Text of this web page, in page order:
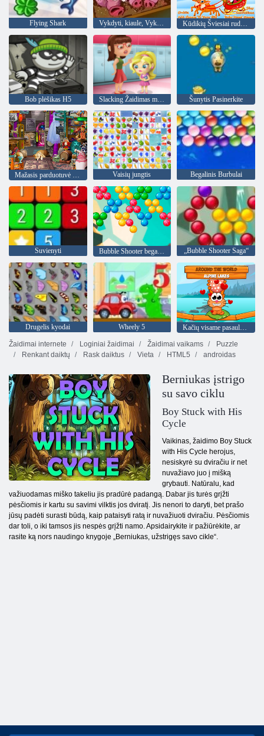
Flying Shark Vykdyti, kiaule, Vykdyti Kūdikių Šviesiai ruda Kalėdų siurprizas
Bob plėšikas H5 Slacking Žaidimas mokykla Šunytis Pasinerkite
Mažasis parduotuvė lobiai Vaisių jungtis Begalinis Burbulai
Suvienyti Bubble Shooter begalinis „Bubble Shooter Saga“
Drugelis kyodai Wheely 5
Kačių visame pasaulyje - Alpių ežerų
Žaidimai internete
Loginiai žaidimai Žaidimai vaikams
Puzzle
Renkant daiktų
Rask daiktus Vieta HTML5 androidas
Berniukas įstrigo
su savo ciklu
Boy Stuck with His
Cycle
Vaikinas, žaidimo Boy Stuck
with His Cycle herojus,
nesiskyrė su dviračiu ir net
nuvažiavo juo į mišką
grybauti. Natūralu, kad
važiuodamas miško takeliu jis pradūrė padangą. Dabar jis turės grįžti
pėsčiomis ir kartu su savimi vilktis jos dviratį. Jis nenori to daryti, bet prašo
jūsų padėti surasti būdą, kaip pataisyti ratą ir nuvažiuoti dviračiu. Pėsčiomis
dar toli, o iki tamsos jis nespės grįžti namo. Apsidairykite ir pažiūrėkite, ar
rasite ką nors naudingo knygoje „Berniukas, užstrigęs savo cikle“.